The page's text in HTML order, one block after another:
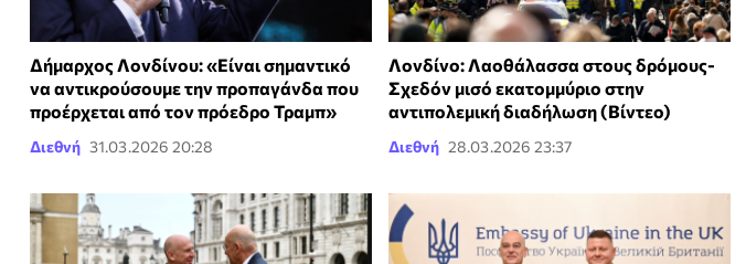
Δήμαρχος Λονδίνου: «Είναι σημαντικό
να αντικρούσουμε την προπαγάνδα που
προέρχεται από τον πρόεδρο Τραμπ»
Διεθνή 31.03.2026 20:28
Λονδίνο: Λαοθάλασσα στους δρόμους-
Σχεδόν μισό εκατομμύριο στην
αντιπολεμική διαδήλωση (Βίντεο)
Διεθνή 28.03.2026 23:37